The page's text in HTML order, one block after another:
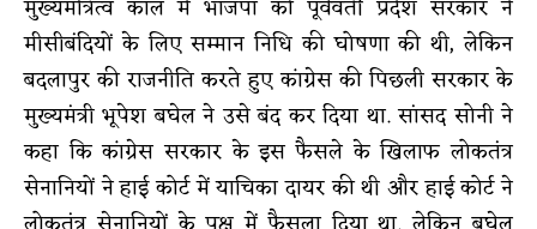
मुख्यमंत्रित्व काल में भाजपा की पूर्ववर्ती प्रदेश सरकार ने
मीसीबंदियों के लिए सम्मान निधि की घोषणा की थी, लेकिन
बदलापुर की राजनीति करते हुए कांग्रेस की पिछली सरकार के
मुख्यमंत्री भूपेश बघेल ने उसे बंद कर दिया था. सांसद सोनी ने
कहा कि कांग्रेस सरकार के इस फैसले के खिलाफ लोकतंत्र
सेनानियों ने हाई कोर्ट में याचिका दायर की थी और हाई कोर्ट ने